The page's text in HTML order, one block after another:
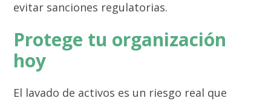
evitar sanciones regulatorias.
Protege tu organización
hoy
El lavado de activos es un riesgo real que